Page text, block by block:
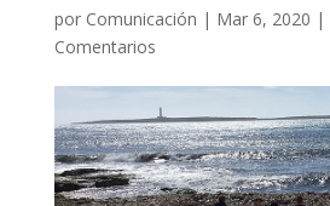
por Comunicación | Mar 6, 2020 |
Comentarios